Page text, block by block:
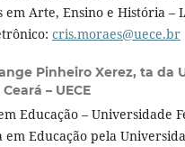
em Arte, Ensino e História –
cris.moraes@uece.br
Pinheiro Xerez, ta da
– UECE
Educação – Universidade
em Educação pela